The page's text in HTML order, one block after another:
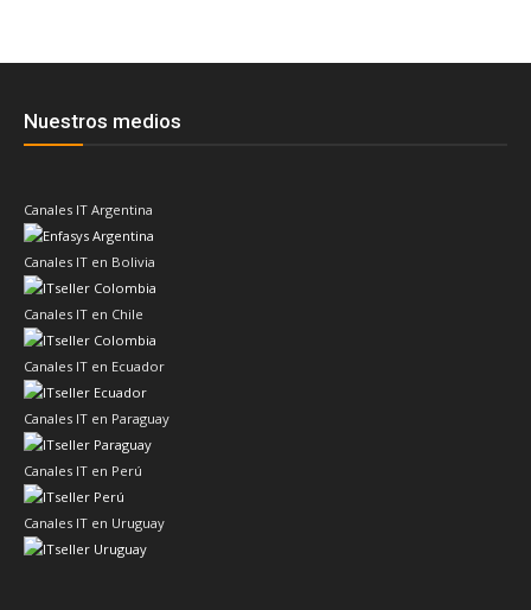
Nuestros medios
Canales IT Argentina
Canales IT en Bolivia
Canales IT en Chile
Canales IT en Ecuador
Canales IT en Paraguay
Canales IT en Perú
Canales IT en Uruguay